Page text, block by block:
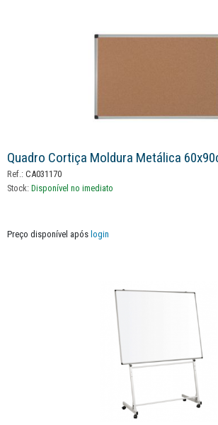
Quadro Cortiça Moldura Metálica
Ref.: CA031170
Stock: Disponível no imediato
Preço disponível após login